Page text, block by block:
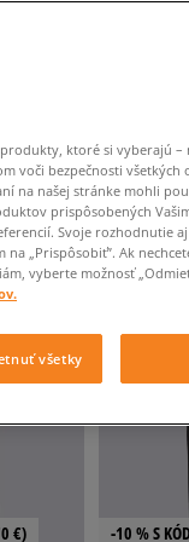
Australia
4
530
1906
Speedcat
Suede XL
Palermo
Gel-NYC Rugged
Z 125 VÝROBKOV
€)
NEW
-10 % S
ktoré si vyberajú –
voči bezpečnosti všetkých
na našej stránke mohli
prispôsobených
Svoje rozhodnutie
„Prispôsobiť”. Ak
vyberte možnosť
všetky